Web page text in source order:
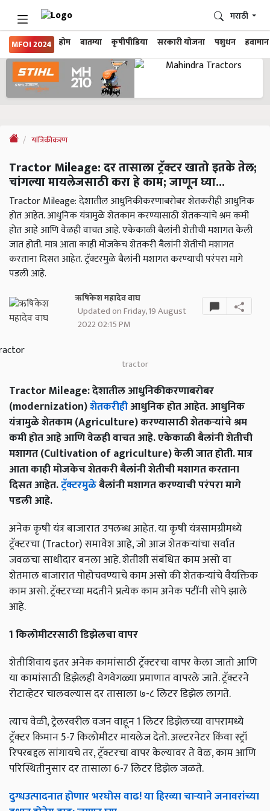
MFOI 2024 होम बातम्या कृषीपीडिया सरकारी योजना पशुधन हवामान
मराठी
यांत्रिकीकरण
Tractor Mileage: दर तासाला ट्रॅक्टर खातो इतके तेल;
चांगल्या मायलेजसाठी करा हे काम; जाणून घ्या...
Tractor Mileage: देशातील आधुनिकीकरणाबरोबर शेतकरीही आधुनिक
होत आहेत. आधुनिक यंत्रामुळे शेतकाम करण्यासाठी शेतकऱ्यांचे श्रम कमी
होत आहे आणि वेळही वाचत आहे. एकेकाळी बैलांनी शेतीची मशागत केली
जात होती. मात्र आता काही मोजकेच शेतकरी बैलांनी शेतीची मशागत
करताना दिसत आहेत. ट्रॅक्टरमुळे बैलांनी मशागत करण्याची परंपरा मागे
पडली आहे.
ऋषिकेश महादेव वाघ
Updated on Friday, 19 August
2022 02:15 PM
tractor
Tractor Mileage: देशातील आधुनिकीकरणाबरोबर
(modernization)शेतकरीहीआधुनिक होत आहेत. आधुनिक
यंत्रामुळे शेतकाम (Agriculture) करण्यासाठी शेतकऱ्यांचे श्रम
कमी होत आहे आणि वेळही वाचत आहे. एकेकाळी बैलांनी शेतीची
मशागत (Cultivation of agriculture) केली जात होती. मात्र
आता काही मोजकेच शेतकरी बैलांनी शेतीची मशागत करताना
दिसत आहेत.ट्रॅक्टरमुळेबैलांनी मशागत करण्याची परंपरा मागे
पडली आहे.
अनेक कृषी यंत्र बाजारात उपलब्ध आहेत. या कृषी यंत्रसामग्रीमध्ये
ट्रॅक्टरचा (Tractor) समावेश आहे, जो आज शेतकऱ्यांचा सर्वात
जवळचा साथीदार बनला आहे. शेतीशी संबंधित काम असो वा
शेतमाल बाजारात पोहोचवण्याचे काम असो की शेतकऱ्यांचे वैयक्तिक
काम असो. ट्रॅक्टरच्या मदतीने प्रत्येक काम अनेक पटींनी सोपे झाले
आहे.
1 किलोमीटरसाठी डिझेलचा वापर
शेतीशिवाय इतर अनेक कामांसाठी ट्रॅक्टरचा वापर केला जातो आणि
या कामांसाठी डिझेलही वेगवेगळ्या प्रमाणात वापरले जाते. ट्रॅक्टरने
रोटाव्हेटर चालवल्यास दर तासाला ७-८ लिटर डिझेल लागते.
त्याच वेळी, ट्रेलरवरील वजन वाहून 1 लिटर डिझेलच्या वापरामध्ये
ट्रॅक्टर किमान 5-7 किलोमीटर मायलेज देतो. अल्टरनेटर किंवा स्ट्रॉ
रिपरबद्दल सांगायचे तर, ट्रॅक्टरचा वापर केल्यावर ते वेळ, काम आणि
परिस्थितीनुसार दर तासाला 6-7 लिटर डिझेल जळते.
दुग्धउत्पादनात होणार भरघोस वाढ! या हिरव्या चाऱ्याने जनावरांच्या